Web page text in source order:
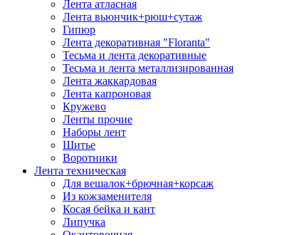
Лента атласная
Лента вьюнчик+рюш+сутаж
Гипюр
Лента декоративная "Floranta"
Тесьма и лента декоративные
Тесьма и лента металлизированная
Лента жаккардовая
Лента капроновая
Кружево
Ленты прочие
Наборы лент
Шитье
Воротники
Лента техническая
Для вешалок+брючная+корсаж
Из кожзаменителя
Косая бейка и кант
Липучка